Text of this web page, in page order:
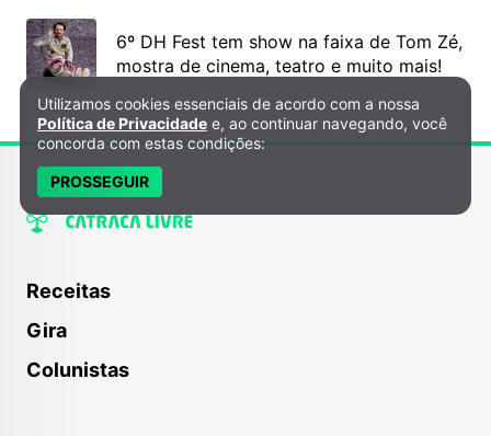
6º DH Fest tem show na faixa de Tom Zé,
mostra de cinema, teatro e muito mais!
Receitas
Gira
Colunistas
Política de Privacidade e Cookies
Utilizamos cookies essenciais de acordo com a nossa
Política de Privacidade e, ao continuar navegando, você
concorda com estas condições:
PROSSEGUIR